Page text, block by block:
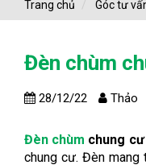
Trang chủ Góc tư
Đèn chùm
28/12/22 Thảo
Đèn chùm chung cư
chung cư. Đèn mang